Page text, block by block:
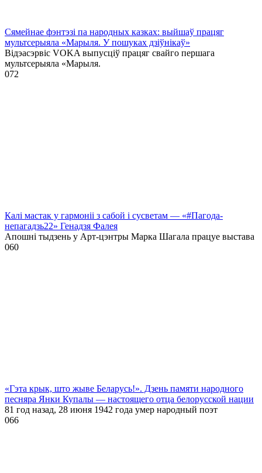
Сямейнае фэнтэзі па народных казках: выйшаў працяг
мультсерыяла «Марыля. У пошуках дзіўнікаў»
Відэасэрвіс VOKA выпусціў працяг свайго першага
мультсерыяла «Марыля.
072
Калі мастак у гармоніі з сабой і сусветам — «#Пагода-
непагадзь22» Генадзя Фалея
Апошні тыдзень у Арт-цэнтры Марка Шагала працуе выстава
060
«Гэта крык, што жыве Беларусь!». Дзень памяти народного
песняра Янки Купалы — настоящего отца белорусской нации
81 год назад, 28 июня 1942 года умер народный поэт
066